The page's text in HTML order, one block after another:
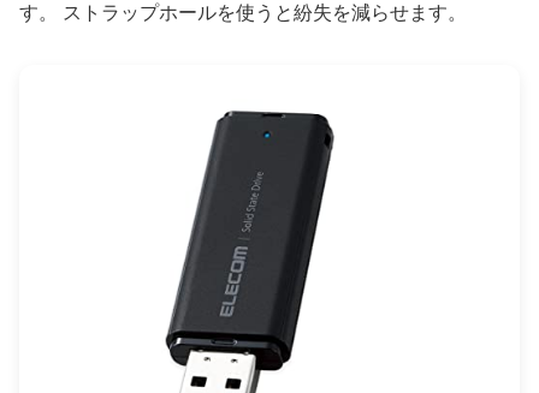
す。 ストラップホールを使うと紛失を減らせます。